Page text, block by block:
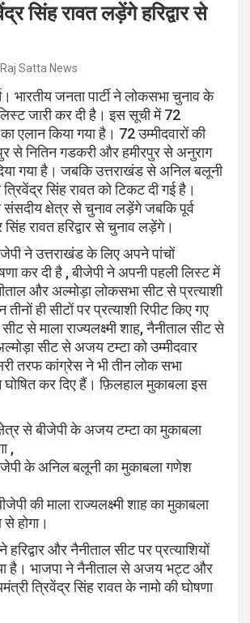
सिंह रावत लड़ेंगे हरिद्वार से
Raj Satta News
भारतीय जनता पार्टी ने लोकसभा चुनाव के
जारी कर दी है। इस सूची में 72
एलान किया गया है। 72 उम्मीदवारों की
से नितिन गडकरी और हमीरपुर से अनुराग
गया है। जबकि उत्तराखंड से अनिल बलूनी
सिंह रावत को टिकट दी गई है।
संसदीय क्षेत्र से चुनाव लड़ेंगे जबकि पूर्व
रावत हरिद्वार से चुनाव लड़ेंगे।
ने उत्तराखंड के लिए अपने पांचों
कर दी है , बीजेपी ने अपनी पहली लिस्ट में
और अल्मोड़ा लोकसभा सीट से प्रत्याशी
ही सीटों पर प्रत्याशी रिपीट किए गए
से माला राज्यलक्ष्मी शाह, नैनीताल सीट से
सीट से अजय टम्टा को उम्मीदवार
तरफ कांग्रेस ने भी तीन लोक सभा
घोषित कर दिए हैं। फ़िलहाल मुकाबला इस
से बीजेपी के अजय टम्टा का मुकाबला
,
के अनिल बलूनी का मुकाबला गणेश
की माला राज्यलक्ष्मी शाह का मुकाबला
होगा।
और नैनीताल सीट पर प्रत्याशियों
है। भाजपा ने नैनीताल से अजय भट्ट और
त्रिवेंद्र सिंह रावत के नामो की घोषणा